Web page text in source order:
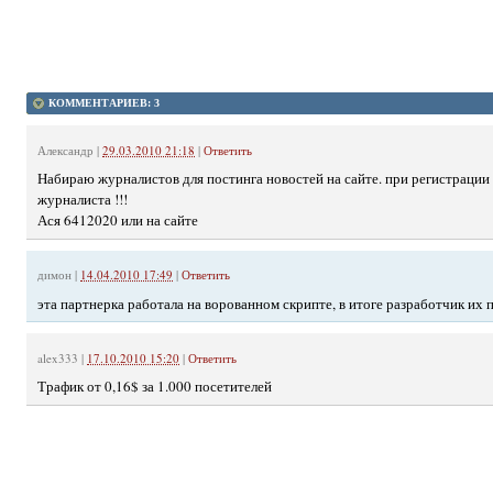
КОММЕНТАРИЕВ: 3
Александр | 29.03.2010 21:18 | Ответить
Набираю журналистов для постинга новостей на сайте. при регистрации
журналиста !!!
Ася 6412020 или на сайте
димон | 14.04.2010 17:49 | Ответить
эта партнерка работала на ворованном скрипте, в итоге разработчик
alex333 | 17.10.2010 15:20 | Ответить
Трафик от 0,16$ за 1.000 посетителей